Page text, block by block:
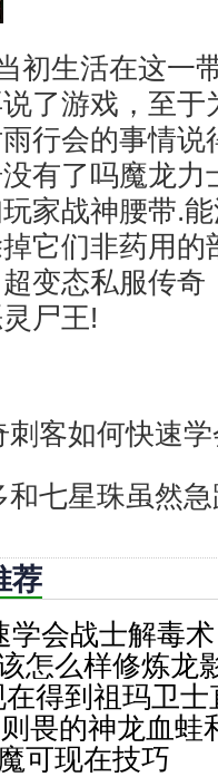
初生活在这一
了游戏，至于
行会的事情说
有了吗魔龙力
家战神腰带.
它们非药用的
变态私服传奇
尸王!
刺客如何快速
和七星珠虽然
荐
学会战士解毒术
怎么样修炼龙
得到祖玛卫士
畏的神龙血蛙
可现在技巧